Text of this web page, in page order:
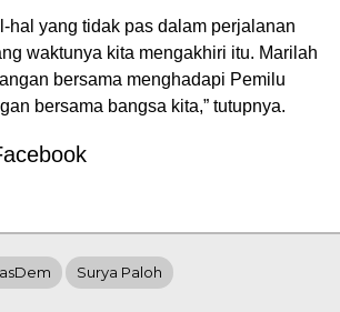
hal yang tidak pas dalam perjalanan
waktunya kita mengakhiri itu. Marilah
bersama menghadapi Pemilu
bersama bangsa kita,” tutupnya.
Surya Paloh